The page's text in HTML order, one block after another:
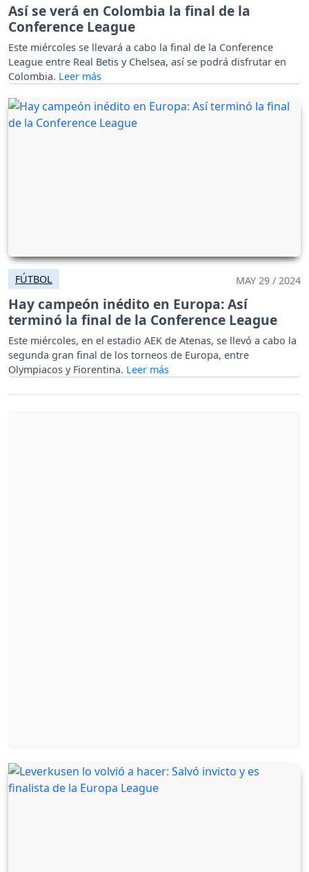
Así se verá en Colombia la final de la
Conference League
Este miércoles se llevará a cabo la final de la Conference
League entre Real Betis y Chelsea, así se podrá disfrutar en
Colombia.
FÚTBOL MAY 29 / 2024
Hay campeón inédito en Europa: Así
terminó la final de la Conference League
Este miércoles, en el estadio AEK de Atenas, se llevó a cabo la
segunda gran final de los torneos de Europa, entre
Olympiacos y Fiorentina.